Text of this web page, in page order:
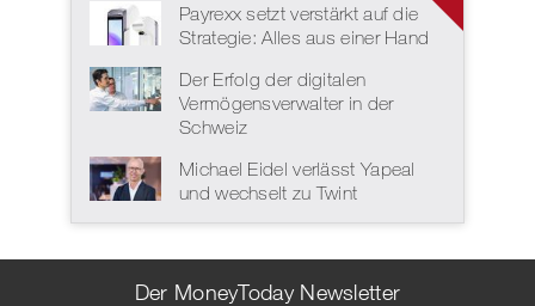
Payrexx setzt verstärkt auf die
Strategie: Alles aus einer Hand
Der Erfolg der digitalen
Vermögensverwalter in der
Schweiz
Michael Eidel verlässt Yapeal
und wechselt zu Twint
Der MoneyToday Newsletter